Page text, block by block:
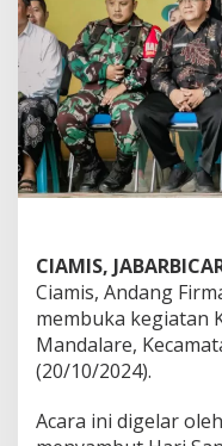
CIAMIS,
Ciamis, Andang
membuka kegiatan
Mandalare,
(20/10/2024).
Acara ini digelar